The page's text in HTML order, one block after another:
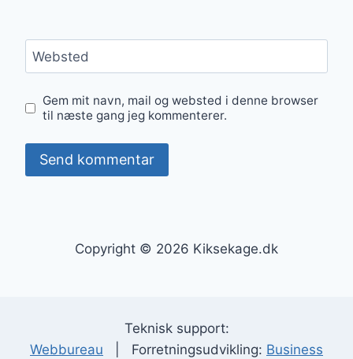
Websted
Gem mit navn, mail og websted i denne browser
til næste gang jeg kommenterer.
Copyright © 2026 Kiksekage.dk
Teknisk support:
Webbureau | Forretningsudvikling: Business